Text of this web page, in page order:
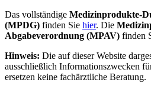
Das vollständige Medizinprodukte-
(MPDG) finden Sie hier. Die
Abgabeverordnung (MPAV) finden
Hinweis: Die auf dieser Website
ausschließlich Informationszwecken
ersetzen keine fachärztliche Beratung.